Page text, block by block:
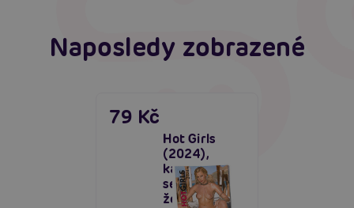
Naposledy zobrazené
Hot Girls
(2024),
kalendář
sexy nahé
ženy
79 Kč